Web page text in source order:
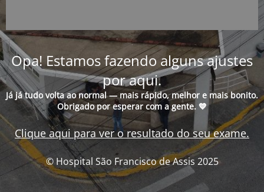
Opa! Estamos fazendo alguns ajustes
por aqui.
Já já tudo volta ao normal — mais rápido, melhor e mais bonito.
Obrigado por esperar com a gente. 💙
Clique aqui para ver o resultado do seu exame.
© Hospital São Francisco de Assis 2025